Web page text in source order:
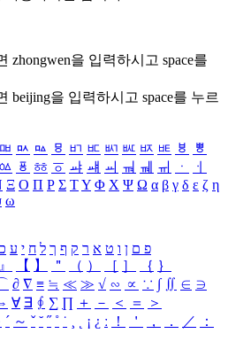
zhongwen을 입력하시고 space를
beijing을 입력하시고 space를 누르
ㅮ ㅯ ㅰ ㅱ ㅲ ㅳ ㅴ ㅵ ㅶ ㅷ ㅸ
ㅹ
ㆃ ㆄ ㆅ ㆆ ㆇ ㆈ ㆉ ㆊ ㆋ ㆌ ㆍ
ㆎ
Ξ Ο Π Ρ Σ ΤΥ Φ Χ Ψ Ω α β γ δ ε ζ η
ω
פ ם ן ו ט א ר ק ף ך ל ח י ע כ
』 【 】 ＂ （ ） ［ ］ ｛ ｝
∂ ∇ ≡ ≒ ≪ ≫ √ ∽ ∝ ∵ ∫ ∬ ∈ ∋
∀ ∃ ∮ ∑ ∏ ＋ － ＜ ＝
＞
´ ～ ˇ ˘ ˝ ˚ ˙ ¸ ¡ ¿ ː ！ ＇ ， ． ／
：